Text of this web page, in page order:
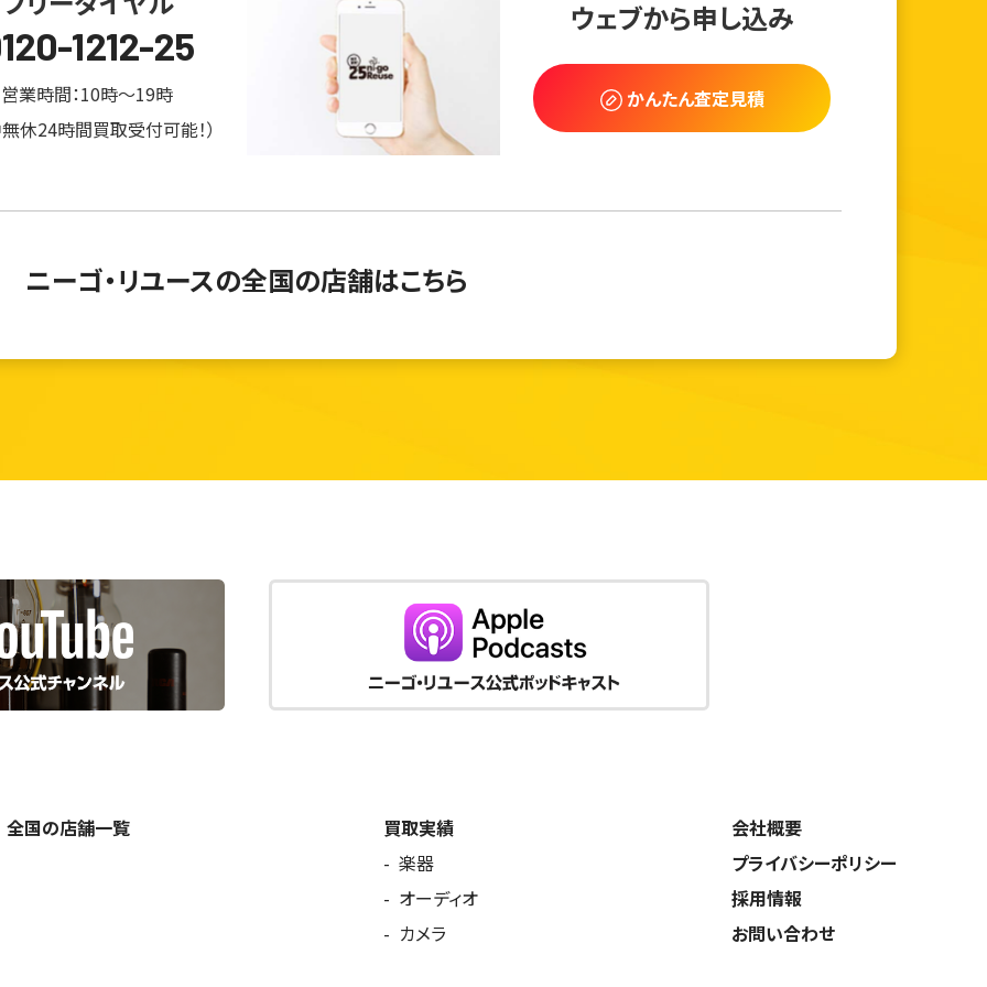
1212-25
営業時間：10時～19時
休24時間買取受付可能！）
ウェブから申し込み
かんたん査定見積
ニーゴ・リユースの全国の店舗はこちら
全国の店舗一覧
買取実績
楽器
オーディオ
カメラ
会社概要
プライバシーポリシー
採用情報
お問い合わせ